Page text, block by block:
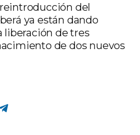
del
ya están dando
liberación de tres
de dos nuevos